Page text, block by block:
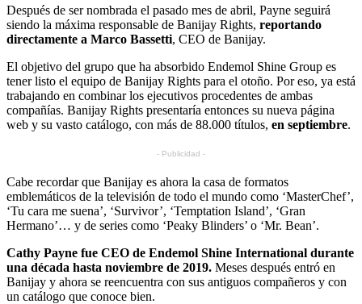
Después de ser nombrada el pasado mes de abril, Payne seguirá
siendo la máxima responsable de Banijay Rights, reportando
directamente a Marco Bassetti, CEO de Banijay.
El objetivo del grupo que ha absorbido Endemol Shine Group es
tener listo el equipo de Banijay Rights para el otoño. Por eso, ya está
trabajando en combinar los ejecutivos procedentes de ambas
compañías. Banijay Rights presentaría entonces su nueva página
web y su vasto catálogo, con más de 88.000 títulos, en septiembre.
- Publicidad -
Cabe recordar que Banijay es ahora la casa de formatos
emblemáticos de la televisión de todo el mundo como ‘MasterChef’,
‘Tu cara me suena’, ‘Survivor’, ‘Temptation Island’, ‘Gran
Hermano’… y de series como ‘Peaky Blinders’ o ‘Mr. Bean’.
Cathy Payne fue CEO de Endemol Shine International durante
una década hasta noviembre de 2019. Meses después entró en
Banijay y ahora se reencuentra con sus antiguos compañeros y con
un catálogo que conoce bien.